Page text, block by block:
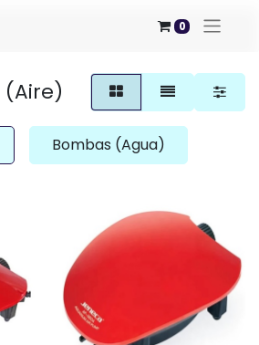
0
Bombas (Agua)